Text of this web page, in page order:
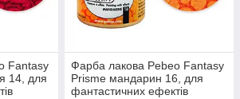
Fantasy
14, для
Фарба лакова Pebeo Fantasy
Prisme мандарин 16, для
фантастичних ефектів